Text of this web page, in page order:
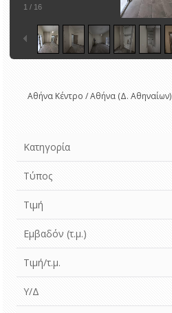
1 / 16
Αθήνα Κέντρο / Αθήνα (Δ. Αθηναίων)
Κατηγορία
Τύπος
Τιμή
Εμβαδόν (τ.μ.)
Τιμή/τ.μ.
Υ/Δ